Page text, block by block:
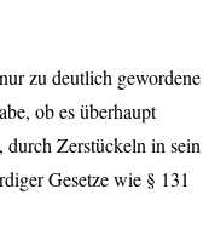
zu deutlich gewordene
ob es überhaupt
durch Zerstückeln in sein
Gesetze wie § 131